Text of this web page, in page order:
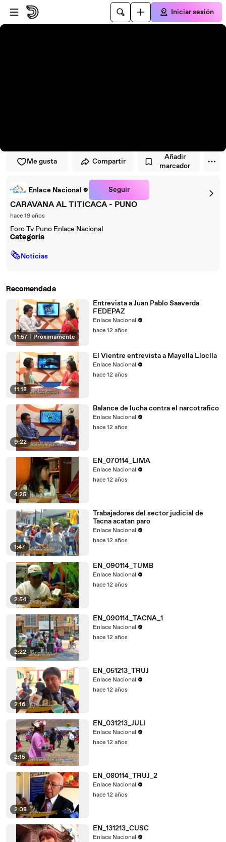
Saltar al reproductor
Saltar al contenido principal
Iniciar sesión
Me gusta Compartir
Añadir
marcador
Enlace Nacional Seguir
CARAVANA AL TITICACA - PUNO
hace 19 años
Foro Tv Puno Enlace Nacional
Categoría
🗞Noticias
Recomendada
11:57 | Próximamente
Entrevista a Juan Pablo Saaverda
FEDEPAZ
Enlace Nacional
hace 12 años
11:18
El Vientre entrevista a Mayella Lloclla
Enlace Nacional
hace 12 años
9:22
Balance de lucha contra el narcotrafico
Enlace Nacional
hace 12 años
4:25
EN_070114_LIMA
Enlace Nacional
hace 12 años
1:47
Trabajadores del sector judicial de
Tacna acatan paro
Enlace Nacional
hace 12 años
2:54
EN_090114_TUMB
Enlace Nacional
hace 12 años
2:22
EN_090114_TACNA_1
Enlace Nacional
hace 12 años
2:16
EN_051213_TRUJ
Enlace Nacional
hace 12 años
2:15
EN_031213_JULI
Enlace Nacional
hace 12 años
2:08
EN_080114_TRUJ_2
Enlace Nacional
hace 12 años
EN_131213_CUSC
Enlace Nacional